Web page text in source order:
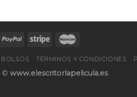
TÉRMINOS Y CONDICIONES
© www.elescritorlapelicula.es